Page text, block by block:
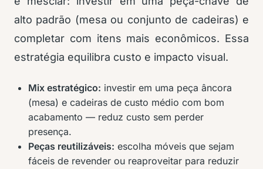
alto padrão (mesa ou conjunto de cadeiras) e
completar com itens mais econômicos. Essa
estratégia equilibra custo e impacto visual.
Mix estratégico: investir em uma peça âncora
(mesa) e cadeiras de custo médio com bom
acabamento — reduz custo sem perder
presença.
Peças reutilizáveis: escolha móveis que sejam
fáceis de revender ou reaproveitar para reduzir